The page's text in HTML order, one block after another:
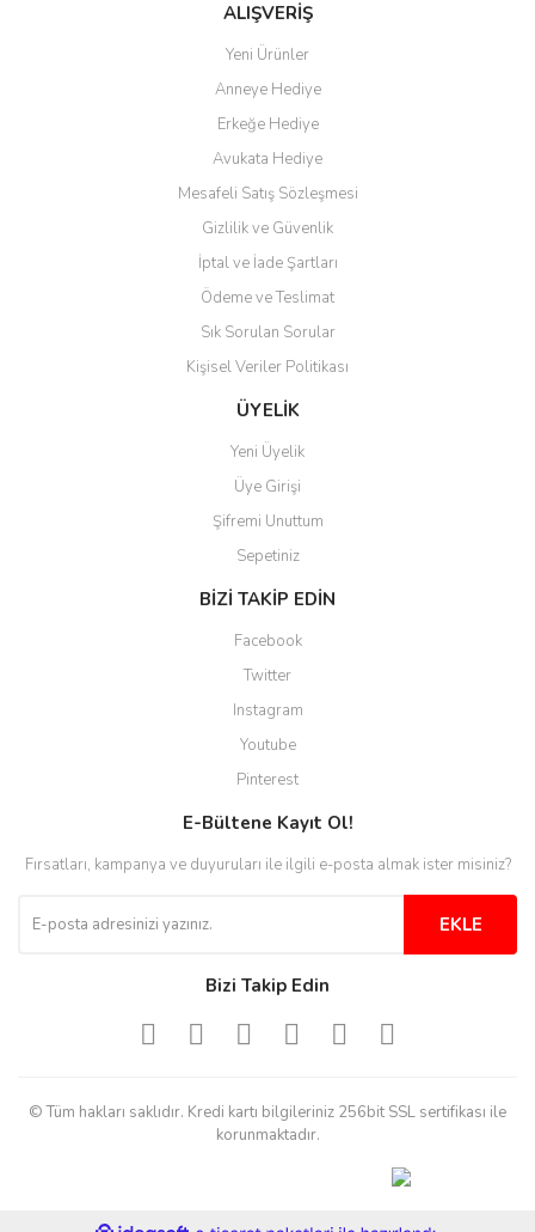
ALIŞVERİŞ
Yeni Ürünler
Anneye Hediye
Erkeğe Hediye
Avukata Hediye
Mesafeli Satış Sözleşmesi
Gizlilik ve Güvenlik
İptal ve İade Şartları
Ödeme ve Teslimat
Sık Sorulan Sorular
Kişisel Veriler Politikası
ÜYELİK
Yeni Üyelik
Üye Girişi
Şifremi Unuttum
Sepetiniz
BİZİ TAKİP EDİN
Facebook
Twitter
Instagram
Youtube
Pinterest
E-Bültene Kayıt Ol!
Fırsatları, kampanya ve duyuruları ile ilgili e-posta almak ister misiniz?
EKLE
Bizi Takip Edin
© Tüm hakları saklıdır. Kredi kartı bilgileriniz 256bit SSL sertifikası ile
korunmaktadır.